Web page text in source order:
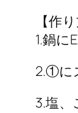
【作り
1.鍋に
2.①に
3.塩、